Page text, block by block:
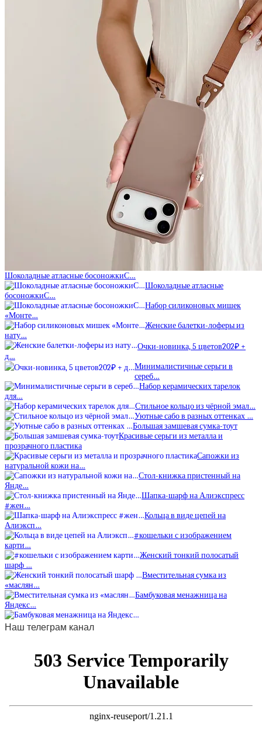
Шоколадные атласные босоножкиС…
Шоколадные атласные
босоножкиС…
Набор силиконовых мишек
«Монте…
Женские балетки-лоферы из
нату…
Очки-новинка, 5 цветов202₽ +
д…
Минималистичные серьги в
сереб…
Набор керамических тарелок
для…
Стильное кольцо из чёрной эмал…
Уютные сабо в разных оттенках …
Большая замшевая сумка-тоут
Красивые серьги из металла и
прозрачного пластика
Сапожки из
натуральной кожи на…
Стол-книжка пристенный на
Янде…
Шапка-шарф на Алиэкспресс
#жен…
Кольца в виде цепей на
Алиэксп…
#кошельки с изображением
карти…
Женский тонкий полосатый
шарф …
Вместительная сумка из
«маслян…
Бамбуковая менажница на
Яндекс…
Наш телеграм канал